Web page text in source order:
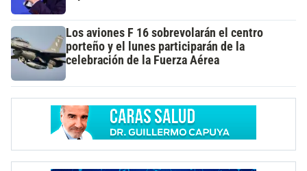
Los aviones F 16 sobrevolarán el centro
porteño y el lunes participarán de la
celebración de la Fuerza Aérea